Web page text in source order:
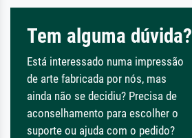
Tem alguma dúvida?
Está interessado numa impressão
de arte fabricada por nós, mas
ainda não se decidiu? Precisa de
aconselhamento para escolher o
suporte ou ajuda com o pedido?